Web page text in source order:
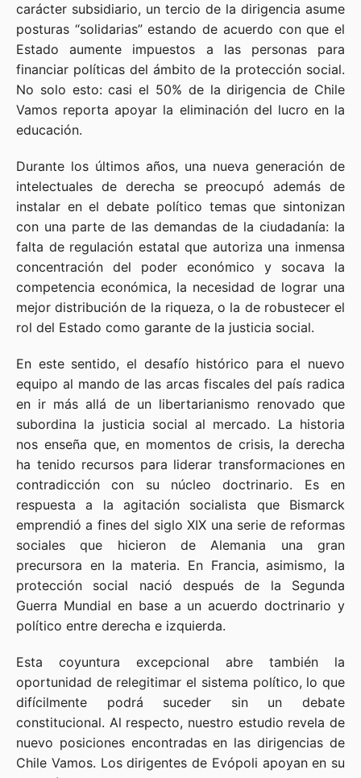
carácter subsidiario, un tercio de la dirigencia asume
posturas “solidarias” estando de acuerdo con que el
Estado aumente impuestos a las personas para
financiar políticas del ámbito de la protección social.
No solo esto: casi el 50% de la dirigencia de Chile
Vamos reporta apoyar la eliminación del lucro en la
educación.
Durante los últimos años, una nueva generación de
intelectuales de derecha se preocupó además de
instalar en el debate político temas que sintonizan
con una parte de las demandas de la ciudadanía: la
falta de regulación estatal que autoriza una inmensa
concentración del poder económico y socava la
competencia económica, la necesidad de lograr una
mejor distribución de la riqueza, o la de robustecer el
rol del Estado como garante de la justicia social.
En este sentido, el desafío histórico para el nuevo
equipo al mando de las arcas fiscales del país radica
en ir más allá de un libertarianismo renovado que
subordina la justicia social al mercado. La historia
nos enseña que, en momentos de crisis, la derecha
ha tenido recursos para liderar transformaciones en
contradicción con su núcleo doctrinario. Es en
respuesta a la agitación socialista que Bismarck
emprendió a fines del siglo XIX una serie de reformas
sociales que hicieron de Alemania una gran
precursora en la materia. En Francia, asimismo, la
protección social nació después de la Segunda
Guerra Mundial en base a un acuerdo doctrinario y
político entre derecha e izquierda.
Esta coyuntura excepcional abre también la
oportunidad de relegitimar el sistema político, lo que
difícilmente podrá suceder sin un debate
constitucional. Al respecto, nuestro estudio revela de
nuevo posiciones encontradas en las dirigencias de
Chile Vamos. Los dirigentes de Evópoli apoyan en su